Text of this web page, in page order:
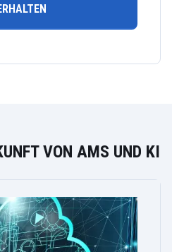
VON AMS UND KI